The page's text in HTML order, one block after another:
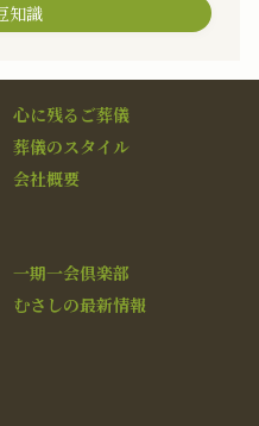
知識
心に残るご葬儀
葬儀のスタイル
会社概要
一期一会倶楽部
むさしの最新情報